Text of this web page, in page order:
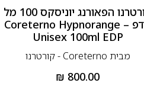
קורטרנו הפאורנג יוניסקס 100 מל
אדפ – Coreterno Hypnorange
Unisex 100ml EDP
מבית Coreterno - קורטרנו
₪ 800.00